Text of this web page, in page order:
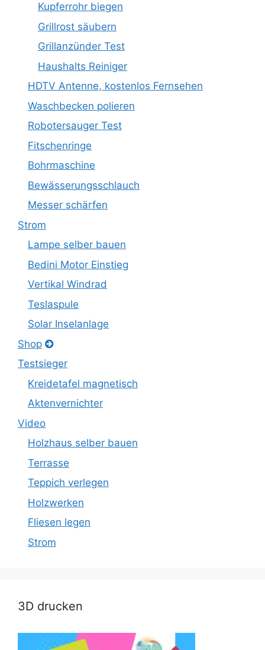
Kupferrohr biegen
Grillrost säubern
Grillanzünder Test
Haushalts Reiniger
HDTV Antenne, kostenlos Fernsehen
Waschbecken polieren
Robotersauger Test
Fitschenringe
Bohrmaschine
Bewässerungsschlauch
Messer schärfen
Strom
Lampe selber bauen
Bedini Motor Einstieg
Vertikal Windrad
Teslaspule
Solar Inselanlage
Shop
Testsieger
Kreidetafel magnetisch
Aktenvernichter
Video
Holzhaus selber bauen
Terrasse
Teppich verlegen
Holzwerken
Fliesen legen
Strom
3D drucken